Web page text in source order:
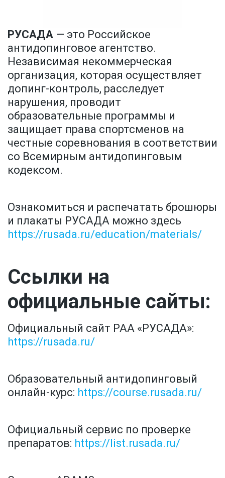
РУСАДА — это Российское
антидопинговое агентство.
Независимая некоммерческая
организация, которая осуществляет
допинг-контроль, расследует
нарушения, проводит
образовательные программы и
защищает права спортсменов на
честные соревнования в соответствии
со Всемирным антидопинговым
кодексом.
Ознакомиться и распечатать брошюры
https://rusada.ru/education/materials/
Ссылки на
официальные сайты:
https://rusada.ru/
Образовательный антидопинговый
онлайн-курс: https://course.rusada.ru/
Официальный сервис по проверке
препаратов: https://list.rusada.ru/